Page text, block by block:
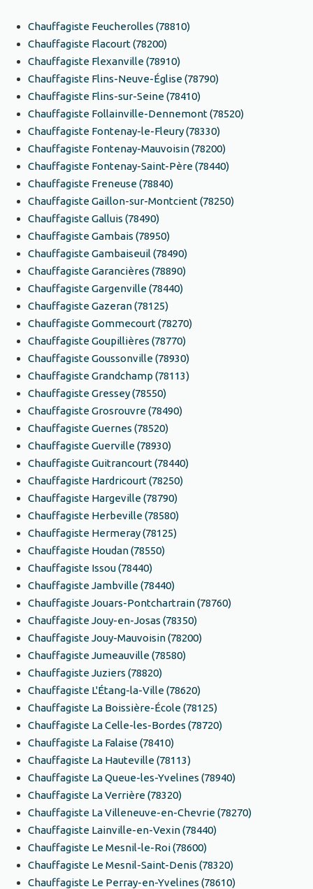
Chauffagiste Feucherolles (78810)
Chauffagiste Flacourt (78200)
Chauffagiste Flexanville (78910)
Chauffagiste Flins-Neuve-Église (78790)
Chauffagiste Flins-sur-Seine (78410)
Chauffagiste Follainville-Dennemont (78520)
Chauffagiste Fontenay-le-Fleury (78330)
Chauffagiste Fontenay-Mauvoisin (78200)
Chauffagiste Fontenay-Saint-Père (78440)
Chauffagiste Freneuse (78840)
Chauffagiste Gaillon-sur-Montcient (78250)
Chauffagiste Galluis (78490)
Chauffagiste Gambais (78950)
Chauffagiste Gambaiseuil (78490)
Chauffagiste Garancières (78890)
Chauffagiste Gargenville (78440)
Chauffagiste Gazeran (78125)
Chauffagiste Gommecourt (78270)
Chauffagiste Goupillières (78770)
Chauffagiste Goussonville (78930)
Chauffagiste Grandchamp (78113)
Chauffagiste Gressey (78550)
Chauffagiste Grosrouvre (78490)
Chauffagiste Guernes (78520)
Chauffagiste Guerville (78930)
Chauffagiste Guitrancourt (78440)
Chauffagiste Hardricourt (78250)
Chauffagiste Hargeville (78790)
Chauffagiste Herbeville (78580)
Chauffagiste Hermeray (78125)
Chauffagiste Houdan (78550)
Chauffagiste Issou (78440)
Chauffagiste Jambville (78440)
Chauffagiste Jouars-Pontchartrain (78760)
Chauffagiste Jouy-en-Josas (78350)
Chauffagiste Jouy-Mauvoisin (78200)
Chauffagiste Jumeauville (78580)
Chauffagiste Juziers (78820)
Chauffagiste L'Étang-la-Ville (78620)
Chauffagiste La Boissière-École (78125)
Chauffagiste La Celle-les-Bordes (78720)
Chauffagiste La Falaise (78410)
Chauffagiste La Hauteville (78113)
Chauffagiste La Queue-les-Yvelines (78940)
Chauffagiste La Verrière (78320)
Chauffagiste La Villeneuve-en-Chevrie (78270)
Chauffagiste Lainville-en-Vexin (78440)
Chauffagiste Le Mesnil-le-Roi (78600)
Chauffagiste Le Mesnil-Saint-Denis (78320)
Chauffagiste Le Perray-en-Yvelines (78610)